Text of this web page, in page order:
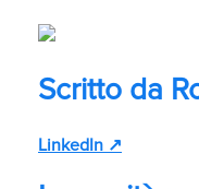
Scritto da
LinkedIn ↗